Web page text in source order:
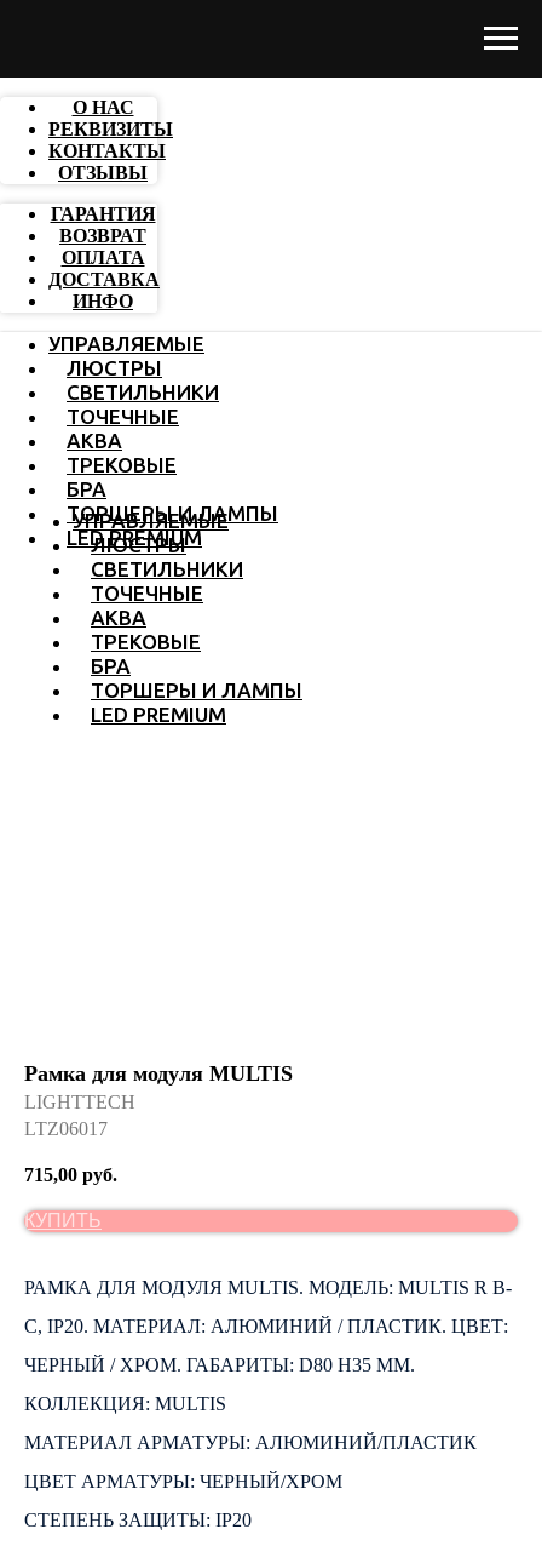
О НАС
РЕКВИЗИТЫ
КОНТАКТЫ
ОТЗЫВЫ
ГАРАНТИЯ
ВОЗВРАТ
ОПЛАТА
ДОСТАВКА
ИНФО
УПРАВЛЯЕМЫЕ
ЛЮСТРЫ
СВЕТИЛЬНИКИ
ТОЧЕЧНЫЕ
АКВА
ТРЕКОВЫЕ
БРА
ТОРШЕРЫ И ЛАМПЫ
LED PREMIUM
УПРАВЛЯЕМЫЕ
ЛЮСТРЫ
СВЕТИЛЬНИКИ
ТОЧЕЧНЫЕ
АКВА
ТРЕКОВЫЕ
БРА
ТОРШЕРЫ И ЛАМПЫ
LED PREMIUM
Рамка для модуля MULTIS
LIGHTTECH
LTZ06017
715,00 руб.
КУПИТЬ
РАМКА ДЛЯ МОДУЛЯ MULTIS. МОДЕЛЬ: MULTIS R B-
C, IP20. МАТЕРИАЛ: АЛЮМИНИЙ / ПЛАСТИК. ЦВЕТ:
ЧЕРНЫЙ / ХРОМ. ГАБАРИТЫ: D80 H35 ММ.
КОЛЛЕКЦИЯ: MULTIS
МАТЕРИАЛ АРМАТУРЫ: АЛЮМИНИЙ/ПЛАСТИК
ЦВЕТ АРМАТУРЫ: ЧЕРНЫЙ/ХРОМ
СТЕПЕНЬ ЗАЩИТЫ: IP20